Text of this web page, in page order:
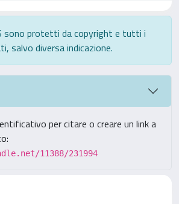
sono protetti da copyright e tutti i
salvo diversa indicazione.
per citare o creare un link a
11388/231994